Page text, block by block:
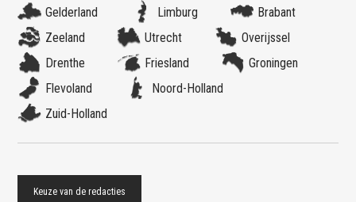
Gelderland Limburg
Brabant
Zeeland
Utrecht
Overijssel
Drenthe
Friesland
Groningen
Flevoland
Noord-Holland
Zuid-Holland